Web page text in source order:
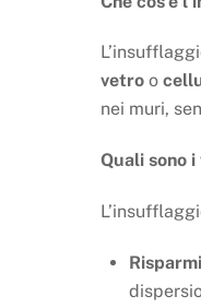
vetro o
nei muri,
Quali sono